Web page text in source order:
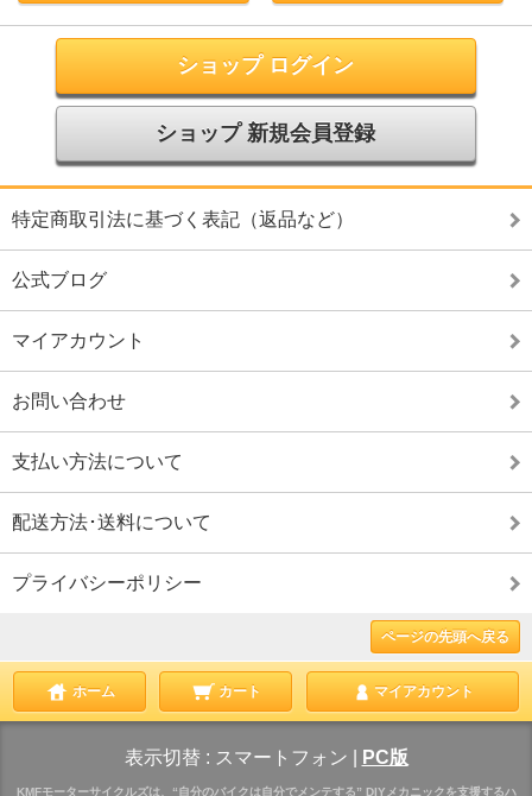
ショップ ログイン
ショップ 新規会員登録
特定商取引法に基づく表記（返品など）
公式ブログ
マイアカウント
お問い合わせ
支払い方法について
配送方法･送料について
プライバシーポリシー
ページの先頭へ戻る
ホーム カート マイアカウント
表示切替 : スマートフォン PC版
KMFモーターサイクルズは、“自分のバイクは自分でメンテする” DIYメカニックを支援するハ